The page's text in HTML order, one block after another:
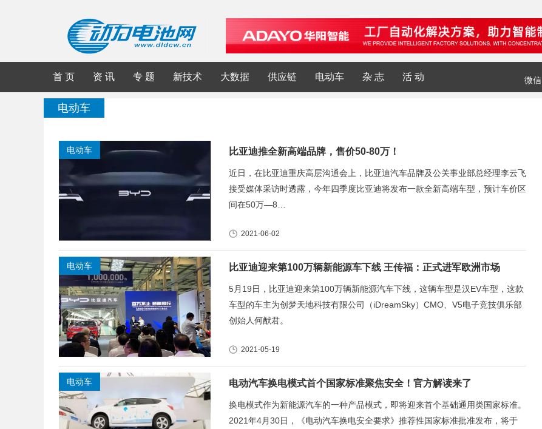
首 页 资 讯 专 题 新技术 大数据 供应链 电动车 杂 志 活 动 微信
电动车
电动车 比亚迪推全新高端品牌，售价50-80万！
近日，在比亚迪重庆高层沟通会上，比亚迪汽车品牌及公关事业部总经理李云飞
接受媒体采访时透露，今年四季度比亚迪将发布一款全新高端车型，预计车价区
间在50万—8…
2021-06-02
电动车 比亚迪迎来第100万辆新能源车下线 王传福：正式进军欧洲市场
5月19日，比亚迪迎来第100万辆新能源汽车下线，这辆车型是汉EV车型，这款
车型的车主为创梦天地科技有限公司（iDreamSky）CMO、V5电子竞技俱乐部
创始人何猷君。
2021-05-19
电动车 电动汽车换电模式首个国家标准聚焦安全！官方解读来了
换电模式作为新能源汽车的一种产品模式，即将迎来首个基础通用类国家标准。
2021年4月30日，《电动汽车换电安全要求》推荐性国家标准批准发布，将于